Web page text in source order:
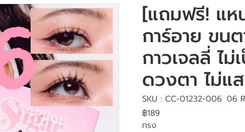
[แถมฟรี! แ
การ์อาย ขน
กาวเจลลี่ ไ
ดวงตา ไม่แ
SKU : CC-01232-006 06
฿189
ทรง